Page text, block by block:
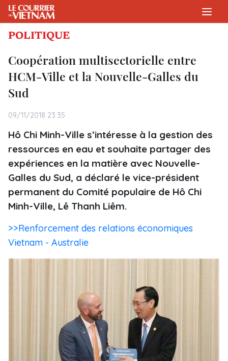
POLITIQUE
Coopération multisectorielle entre
HCM-Ville et la Nouvelle-Galles du
Sud
09/11/2018 23:35
Hô Chi Minh-Ville s’intéresse à la gestion des
ressources en eau et souhaite partager des
expériences en la matière avec Nouvelle-
Galles du Sud, a déclaré le vice-président
permanent du Comité populaire de Hô Chi
Minh-Ville, Lê Thanh Liêm.
>>Renforcement des relations économiques
Vietnam - Australie